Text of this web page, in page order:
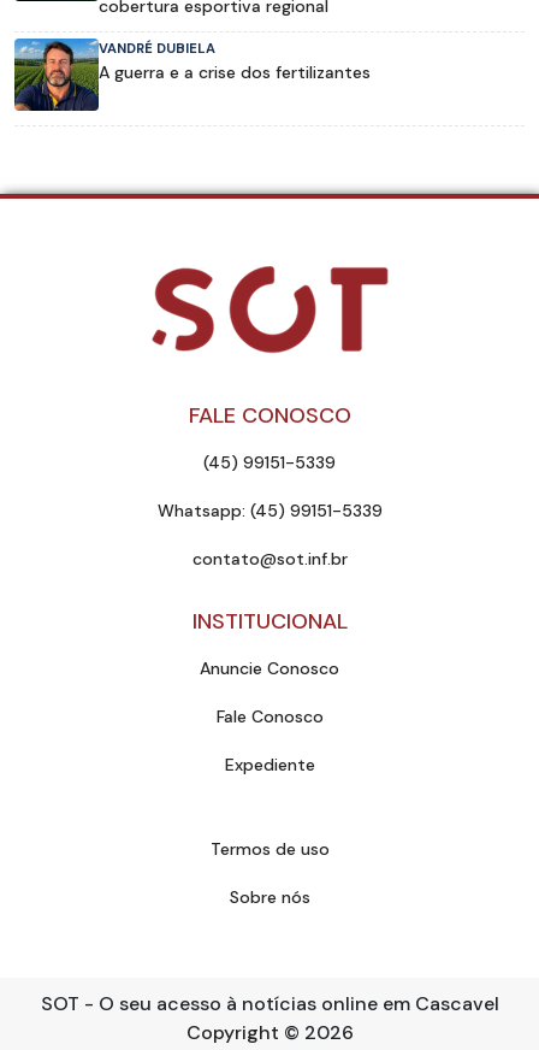
cobertura esportiva regional
VANDRÉ DUBIELA
A guerra e a crise dos fertilizantes
FALE CONOSCO
(45) 99151-5339
Whatsapp: (45) 99151-5339
contato@sot.inf.br
INSTITUCIONAL
Anuncie Conosco
Fale Conosco
Expediente
Termos de uso
Sobre nós
SOT - O seu acesso à notícias online em Cascavel
Copyright © 2026